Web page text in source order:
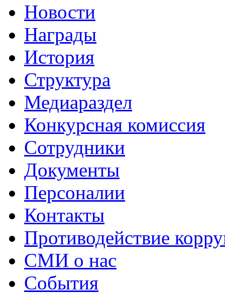
Новости
Награды
История
Структура
Медиараздел
Конкурсная комиссия
Сотрудники
Документы
Персоналии
Контакты
Противодействие
СМИ о нас
События